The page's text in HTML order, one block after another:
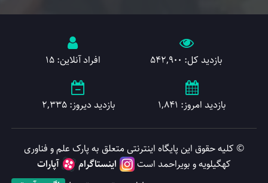
بازدید کل: 542,900 افراد آنلاین: 15
بازدید امروز: 1,841 بازدید دیروز: 2,335
© کلیه حقوق این پایگاه اینترنتی متعلق به پارک علم و فناوری
کهگیلویه و بویراحمد است
اینستاگرام
آپارات